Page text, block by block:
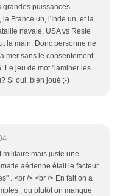
grandes puissances
France un, l'Inde un, et la
navale, USA vs Reste
la main. Donc personne ne
mer sans le consentement
Le jeu de mot "laminer les
Si oui, bien joué ;-)
militaire mais juste une
aérienne était le facteur
. <br /> <br /> En fait on a
, ou plutôt on manque